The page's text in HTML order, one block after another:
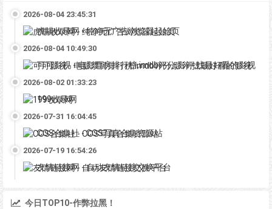
2026-08-04 23:45:31
虎喵收录网 - 纯净无广告浏览器起始页
2026-08-04 10:49:30
可可影视 - 电影票房排行榜,imdb评分,影评,找最好看的影视
2026-08-02 01:33:23
199收录网
2026-07-31 16:04:45
COS合集社 - COS写真合集资源站
2026-07-19 16:54:26
友情链接网 - 自动友情链接交换平台
今日TOP10-作弊拉黑！